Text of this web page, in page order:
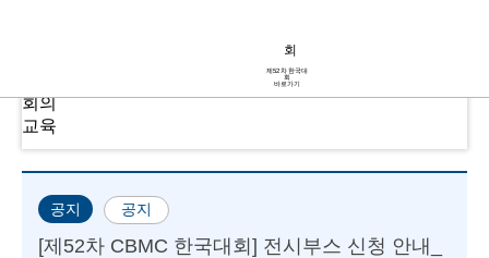
제52차 한국대
회
바로가기
회의
교육
공지 공지
[제52차 CBMC 한국대회] 전시부스 신청 안내_